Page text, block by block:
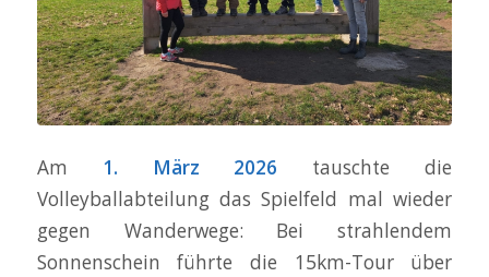
Am 1. März 2026 tauschte die
Volleyballabteilung das Spielfeld mal wieder
gegen Wanderwege: Bei strahlendem
Sonnenschein führte die 15km-Tour über